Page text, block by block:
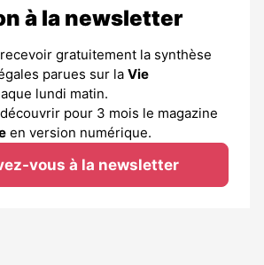
à la newsletter
gratuitement la synthèse
parues sur la Vie
lundi matin.
pour 3 mois le magazine
en version numérique.
vous à la newsletter